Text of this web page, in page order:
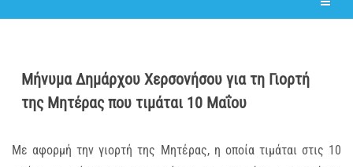
Μήνυμα Δημάρχου Χερσονήσου για τη Γιορτή
της Μητέρας που τιμάται 10 Μαΐου
Με αφορμή την γιορτή της Μητέρας, η οποία τιμάται στις 10